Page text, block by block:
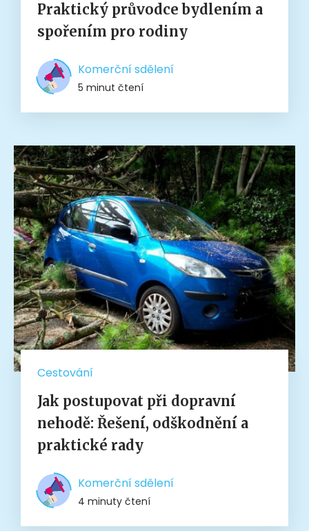
Praktický průvodce bydlením a
spořením pro rodiny
Komerční sdělení
5 minut čtení
Cestování
Jak postupovat při dopravní
nehodě: Řešení, odškodnění a
praktické rady
Komerční sdělení
4 minuty čtení